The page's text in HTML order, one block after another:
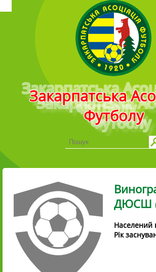
Головне меню
Закарпатська
Футболу
ДЮСШ
Населений
Рік